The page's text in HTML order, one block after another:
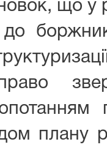
що у
плану